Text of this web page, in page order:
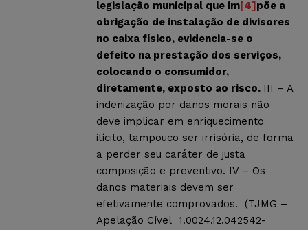
legislação municipal que im[4]põe a
obrigação de instalação de divisores
no caixa físico, evidencia-se o
defeito na prestação dos serviços,
colocando o consumidor,
diretamente, exposto ao risco. III – A
indenização por danos morais não
deve implicar em enriquecimento
ilícito, tampouco ser irrisória, de forma
a perder seu caráter de justa
composição e preventivo. IV – Os
danos materiais devem ser
efetivamente comprovados. (TJMG –
Apelação Cível 1.0024.12.042542-